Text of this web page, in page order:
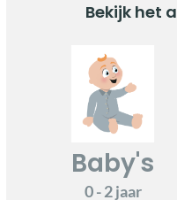
Bekijk het
Baby's
0 - 2 jaar